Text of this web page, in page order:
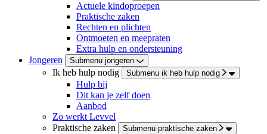
Actuele kindoproepen
Praktische zaken
Rechten en plichten
Ontmoeten en meepraten
Extra hulp en ondersteuning
Jongeren
Submenu jongeren
Ik heb hulp nodig Submenu ik heb hulp nodig
Hulp bij
Dit kan je zelf doen
Aanbod
Zo werkt Levvel
Praktische zaken
Submenu praktische zaken